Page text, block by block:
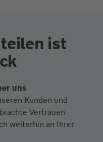
ist
uns
Kunden und
Vertrauen
weiterhin an Ihrer